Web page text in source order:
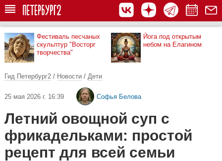
Фестиваль песчаных
скульптур "Восторг
творчества"
Йога под открытым
небом на Елагином
Гид Петербург2 / Новости / Дети
25 мая 2026 г. 16:39 Софья Белова
Летний овощной суп с
фрикадельками: простой
рецепт для всей семьи